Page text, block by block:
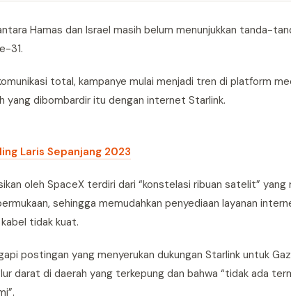
Hamas dan Israel masih belum menunjukkan tanda-
31.
total, kampanye mulai menjadi tren di platform
yang dibombardir itu dengan internet Starlink.
Laris Sepanjang 2023
oleh SpaceX terdiri dari “konstelasi ribuan satelit”
sehingga memudahkan penyediaan layanan
tidak kuat.
postingan yang menyerukan dukungan Starlink untuk
darat di daerah yang terkepung dan bahwa “tidak ada